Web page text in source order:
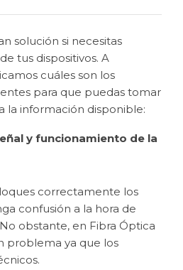
solución si necesitas
tus dispositivos. A
cuáles son los
para que puedas tomar
la información disponible:
y funcionamiento de la
correctamente los
confusión a la hora de
obstante, en Fibra Óptica
problema ya que los